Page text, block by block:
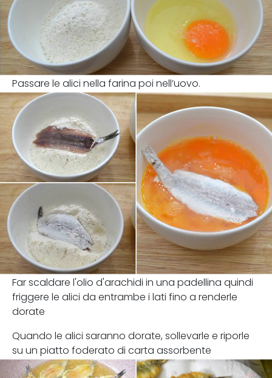
Passare le alici nella farina poi nell’uovo.
Far scaldare l'olio d'arachidi in una padellina quindi
friggere le alici da entrambe i lati fino a renderle
dorate
Quando le alici saranno dorate, sollevarle e riporle
su un piatto foderato di carta assorbente